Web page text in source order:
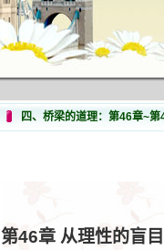
四、桥梁的道理：第46章~第
第46章 从理性的盲